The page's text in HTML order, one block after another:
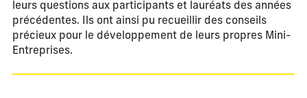
leurs questions aux participants et lauréats des années
précédentes. Ils ont ainsi pu recueillir des conseils
précieux pour le développement de leurs propres Mini-
Entreprises.